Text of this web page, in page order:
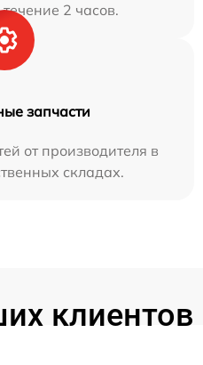
2 часов.
запчасти
от производителя в
складах.
клиентов